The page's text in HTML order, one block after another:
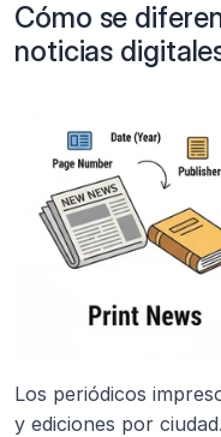
Cómo se
noticias
Los periódicos
y ediciones por